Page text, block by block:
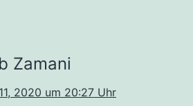
Zamani
2020 um 20:27 Uhr